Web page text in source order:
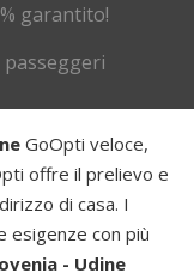
garantito!
passeggeri
GoOpti veloce,
offre il prelievo e
di casa. I
esigenze con più
- Udine